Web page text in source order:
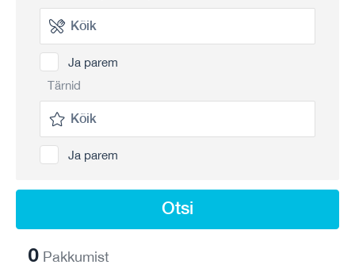
Ja parem
Tärnid
Ja parem
Otsi
0 Pakkumist